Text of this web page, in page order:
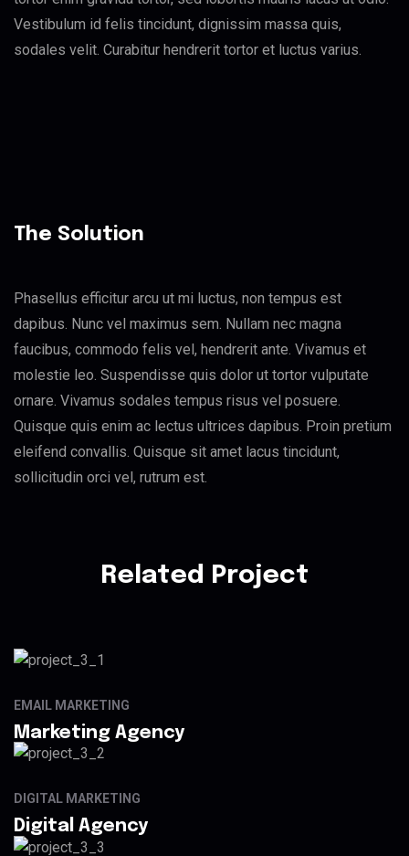
Vestibulum id felis tincidunt, dignissim massa quis,
sodales velit. Curabitur hendrerit tortor et luctus varius.
The Solution
Phasellus efficitur arcu ut mi luctus, non tempus est
dapibus. Nunc vel maximus sem. Nullam nec magna
faucibus, commodo felis vel, hendrerit ante. Vivamus et
molestie leo. Suspendisse quis dolor ut tortor vulputate
ornare. Vivamus sodales tempus risus vel posuere.
Quisque quis enim ac lectus ultrices dapibus. Proin pretium
eleifend convallis. Quisque sit amet lacus tincidunt,
sollicitudin orci vel, rutrum est.
Related Project
EMAIL MARKETING
Marketing Agency
DIGITAL MARKETING
Digital Agency